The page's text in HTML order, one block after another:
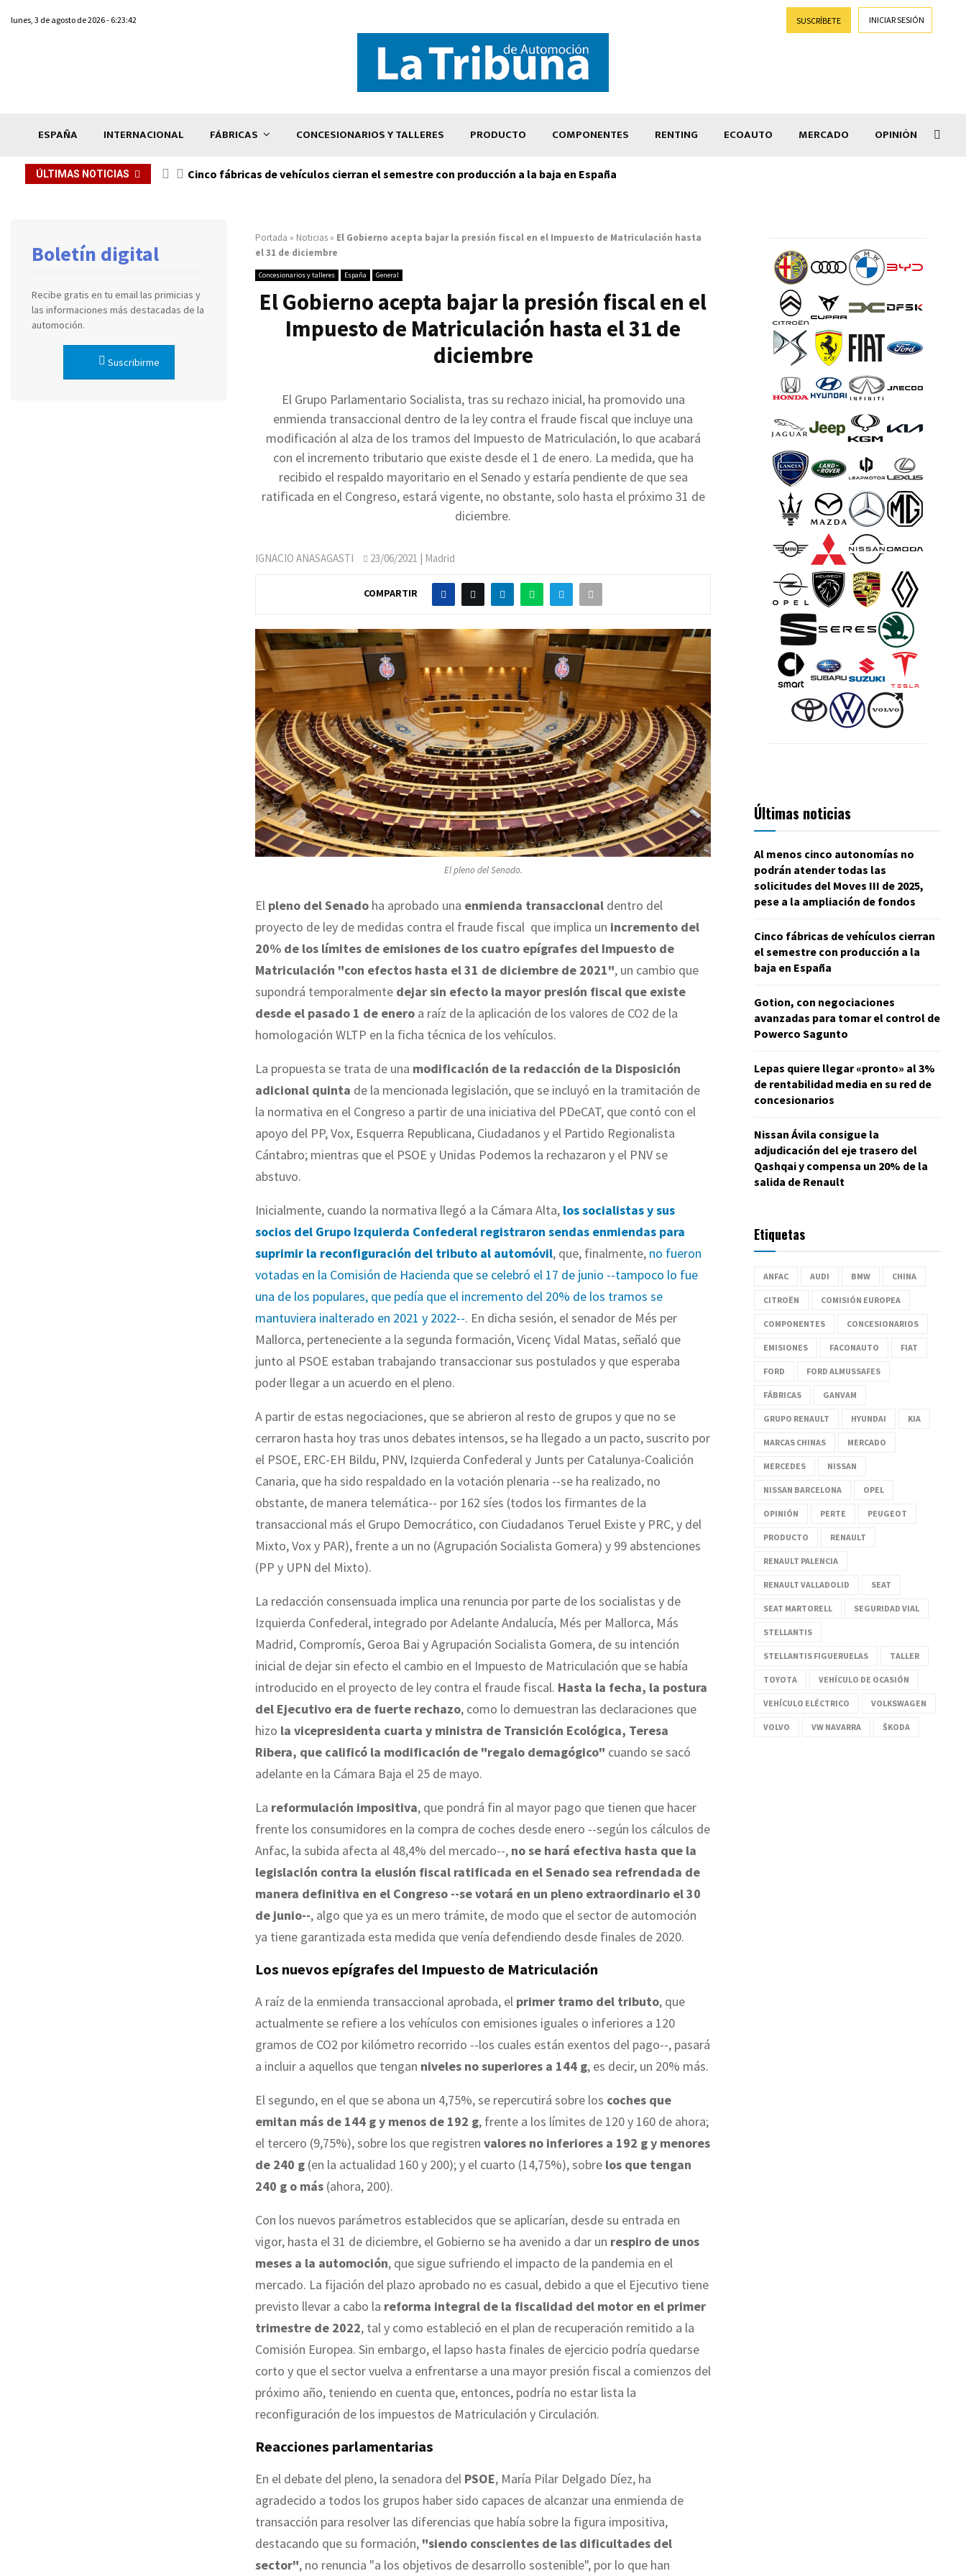
lunes, 3 de agosto de 2026 - 6:23:42 SUSCRÍBETE INICIAR SESIÓN
ESPAÑA INTERNACIONAL FÁBRICAS CONCESIONARIOS Y TALLERES PRODUCTO COMPONENTES RENTING ECOAUTO MERCADO OPINIÓN
ÚLTIMAS NOTICIAS Cinco fábricas de vehículos cierran el semestre con producción a la baja en España
Portada » Noticias » El Gobierno acepta bajar la presión fiscal en el Impuesto de Matriculación hasta
el 31 de diciembre
Concesionarios y talleres España General
El Gobierno acepta bajar la presión fiscal en el
Impuesto de Matriculación hasta el 31 de
diciembre
El Grupo Parlamentario Socialista, tras su rechazo inicial, ha promovido una
enmienda transaccional dentro de la ley contra el fraude fiscal que incluye una
modificación al alza de los tramos del Impuesto de Matriculación, lo que acabará
con el incremento tributario que existe desde el 1 de enero. La medida, que ha
recibido el respaldo mayoritario en el Senado y estaría pendiente de que sea
ratificada en el Congreso, estará vigente, no obstante, solo hasta el próximo 31 de
diciembre.
IGNACIO ANASAGASTI 23/06/2021 | Madrid
COMPARTIR
El pleno del Senado.
El pleno del Senado ha aprobado una enmienda transaccional dentro del
proyecto de ley de medidas contra el fraude fiscal que implica un incremento del
20% de los límites de emisiones de los cuatro epígrafes del Impuesto de
Matriculación "con efectos hasta el 31 de diciembre de 2021", un cambio que
supondrá temporalmente dejar sin efecto la mayor presión fiscal que existe
desde el pasado 1 de enero a raíz de la aplicación de los valores de CO2 de la
homologación WLTP en la ficha técnica de los vehículos.
La propuesta se trata de una modificación de la redacción de la Disposición
adicional quinta de la mencionada legislación, que se incluyó en la tramitación de
la normativa en el Congreso a partir de una iniciativa del PDeCAT, que contó con el
apoyo del PP, Vox, Esquerra Republicana, Ciudadanos y el Partido Regionalista
Cántabro; mientras que el PSOE y Unidas Podemos la rechazaron y el PNV se
abstuvo.
Inicialmente, cuando la normativa llegó a la Cámara Alta, los socialistas y sus
socios del Grupo Izquierda Confederal registraron sendas enmiendas para
suprimir la reconfiguración del tributo al automóvil, que, finalmente, no fueron
votadas en la Comisión de Hacienda que se celebró el 17 de junio --tampoco lo fue
una de los populares, que pedía que el incremento del 20% de los tramos se
mantuviera inalterado en 2021 y 2022--. En dicha sesión, el senador de Més per
Mallorca, perteneciente a la segunda formación, Vicenç Vidal Matas, señaló que
junto al PSOE estaban trabajando transaccionar sus postulados y que esperaba
poder llegar a un acuerdo en el pleno.
A partir de estas negociaciones, que se abrieron al resto de grupos y que no se
cerraron hasta hoy tras unos debates intensos, se ha llegado a un pacto, suscrito por
el PSOE, ERC-EH Bildu, PNV, Izquierda Confederal y Junts per Catalunya-Coalición
Canaria, que ha sido respaldado en la votación plenaria --se ha realizado, no
obstante, de manera telemática-- por 162 síes (todos los firmantes de la
transaccional más el Grupo Democrático, con Ciudadanos Teruel Existe y PRC, y del
Mixto, Vox y PAR), frente a un no (Agrupación Socialista Gomera) y 99 abstenciones
(PP y UPN del Mixto).
La redacción consensuada implica una renuncia por parte de los socialistas y de
Izquierda Confederal, integrado por Adelante Andalucía, Més per Mallorca, Más
Madrid, Compromís, Geroa Bai y Agrupación Socialista Gomera, de su intención
inicial de dejar sin efecto el cambio en el Impuesto de Matriculación que se había
introducido en el proyecto de ley contra el fraude fiscal. Hasta la fecha, la postura
del Ejecutivo era de fuerte rechazo, como lo demuestran las declaraciones que
hizo la vicepresidenta cuarta y ministra de Transición Ecológica, Teresa
Ribera, que calificó la modificación de "regalo demagógico" cuando se sacó
adelante en la Cámara Baja el 25 de mayo.
La reformulación impositiva, que pondrá fin al mayor pago que tienen que hacer
frente los consumidores en la compra de coches desde enero --según los cálculos de
Anfac, la subida afecta al 48,4% del mercado--, no se hará efectiva hasta que la
legislación contra la elusión fiscal ratificada en el Senado sea refrendada de
manera definitiva en el Congreso --se votará en un pleno extraordinario el 30
de junio--, algo que ya es un mero trámite, de modo que el sector de automoción
ya tiene garantizada esta medida que venía defendiendo desde finales de 2020.
Los nuevos epígrafes del Impuesto de Matriculación
A raíz de la enmienda transaccional aprobada, el primer tramo del tributo, que
actualmente se refiere a los vehículos con emisiones iguales o inferiores a 120
gramos de CO2 por kilómetro recorrido --los cuales están exentos del pago--, pasará
a incluir a aquellos que tengan niveles no superiores a 144 g, es decir, un 20% más.
El segundo, en el que se abona un 4,75%, se repercutirá sobre los coches que
emitan más de 144 g y menos de 192 g, frente a los límites de 120 y 160 de ahora;
el tercero (9,75%), sobre los que registren valores no inferiores a 192 g y menores
de 240 g (en la actualidad 160 y 200); y el cuarto (14,75%), sobre los que tengan
240 g o más (ahora, 200).
Con los nuevos parámetros establecidos que se aplicarían, desde su entrada en
vigor, hasta el 31 de diciembre, el Gobierno se ha avenido a dar un respiro de unos
meses a la automoción, que sigue sufriendo el impacto de la pandemia en el
mercado. La fijación del plazo aprobado no es casual, debido a que el Ejecutivo tiene
previsto llevar a cabo la reforma integral de la fiscalidad del motor en el primer
trimestre de 2022, tal y como estableció en el plan de recuperación remitido a la
Comisión Europea. Sin embargo, el lapso hasta finales de ejercicio podría quedarse
corto y que el sector vuelva a enfrentarse a una mayor presión fiscal a comienzos del
próximo año, teniendo en cuenta que, entonces, podría no estar lista la
reconfiguración de los impuestos de Matriculación y Circulación.
Reacciones parlamentarias
En el debate del pleno, la senadora del PSOE, María Pilar Delgado Díez, ha
agradecido a todos los grupos haber sido capaces de alcanzar una enmienda de
transacción para resolver las diferencias que había sobre la figura impositiva,
destacando que su formación, "siendo conscientes de las dificultades del
sector", no renuncia "a los objetivos de desarrollo sostenible", por lo que han
Boletín digital
Recibe gratis en tu email las primicias y
las informaciones más destacadas de la
automoción.
Suscribirme
Últimas noticias
Al menos cinco autonomías no
podrán atender todas las
solicitudes del Moves III de 2025,
pese a la ampliación de fondos
Cinco fábricas de vehículos cierran
el semestre con producción a la
baja en España
Gotion, con negociaciones
avanzadas para tomar el control de
Powerco Sagunto
Lepas quiere llegar «pronto» al 3%
de rentabilidad media en su red de
concesionarios
Nissan Ávila consigue la
adjudicación del eje trasero del
Qashqai y compensa un 20% de la
salida de Renault
Etiquetas
ANFAC AUDI BMW CHINA
CITROËN COMISIÓN EUROPEA
COMPONENTES CONCESIONARIOS
EMISIONES FACONAUTO FIAT
FORD FORD ALMUSSAFES
FÁBRICAS GANVAM
GRUPO RENAULT HYUNDAI KIA
MARCAS CHINAS MERCADO
MERCEDES NISSAN
NISSAN BARCELONA OPEL
OPINIÓN PERTE PEUGEOT
PRODUCTO RENAULT
RENAULT PALENCIA
RENAULT VALLADOLID SEAT
SEAT MARTORELL SEGURIDAD VIAL
STELLANTIS
STELLANTIS FIGUERUELAS TALLER
TOYOTA VEHÍCULO DE OCASIÓN
VEHÍCULO ELÉCTRICO VOLKSWAGEN
VOLVO VW NAVARRA ŠKODA